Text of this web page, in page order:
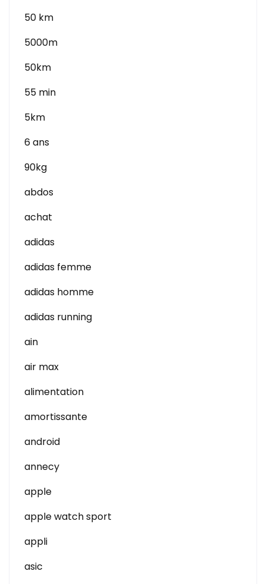
50 km
5000m
50km
55 min
5km
6 ans
90kg
abdos
achat
adidas
adidas femme
adidas homme
adidas running
ain
air max
alimentation
amortissante
android
annecy
apple
apple watch sport
appli
asic